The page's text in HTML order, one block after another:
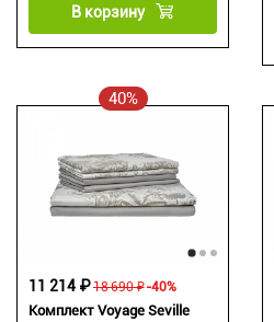
В корзину
40%
Комплект Voyage Seville
18 690 ₽
11 214 ₽ -40%